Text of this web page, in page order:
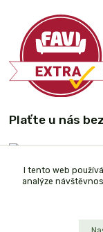
Plaťte u nás
I tento web
analýze